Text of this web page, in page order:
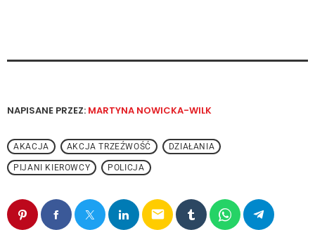
NAPISANE PRZEZ: MARTYNA NOWICKA-WILK
AKACJA AKCJA TRZEŹWOŚĆ DZIAŁANIA
PIJANI KIEROWCY POLICJA
email